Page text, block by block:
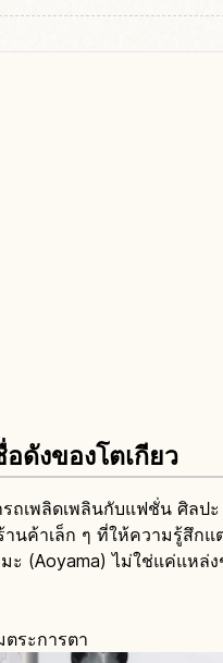
ดังของโตเกียว
เพลิดเพลินกับแฟชั่น ศิลป
นค้าเล็ก ๆ ที่ให้ความรู้สึกแ
(Aoyama) ไม่ใช่แค่แหล่
ระการตา